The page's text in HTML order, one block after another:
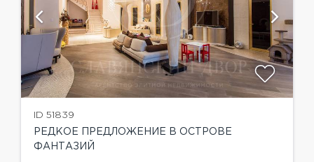
ID 51839
РЕДКОЕ ПРЕДЛОЖЕНИЕ В ОСТРОВЕ
ФАНТАЗИЙ